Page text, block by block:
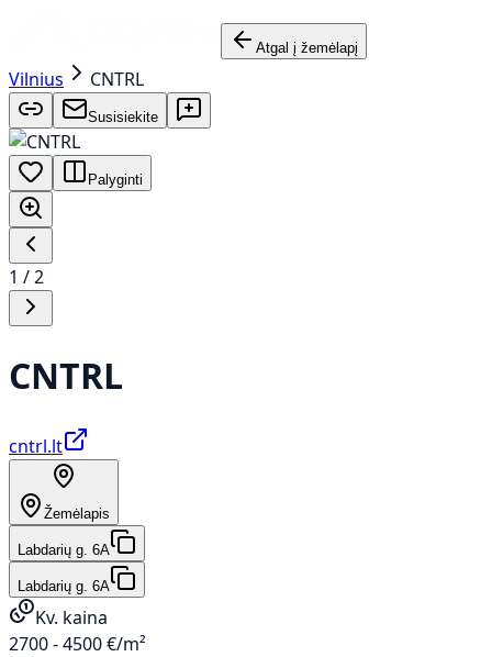
Atgal į žemėlapį
Vilnius CNTRL
Susisiekite
Palyginti
1 /2
CNTRL
cntrl.lt
Žemėlapis
Labdarių g. 6A
Labdarių g. 6A
Kv. kaina
2700 - 4500 €/m²